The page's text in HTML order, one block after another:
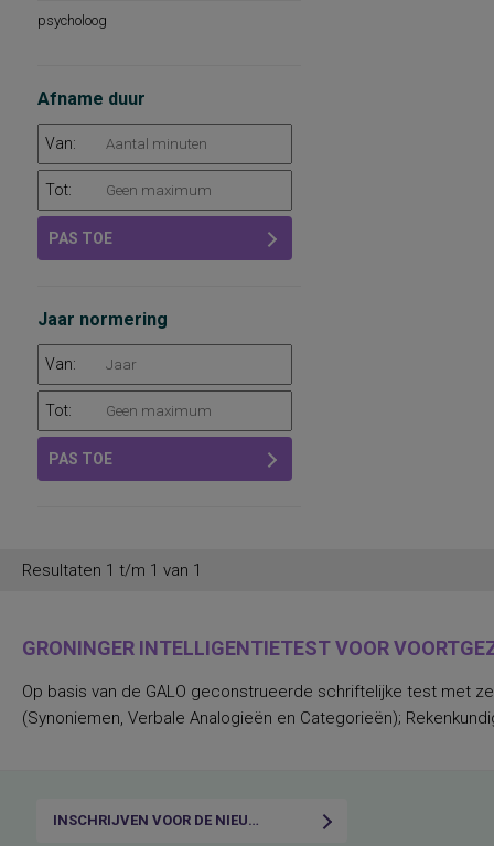
psycholoog
Afname duur
Van:
Tot:
PAS TOE
Jaar normering
Van:
Tot:
PAS TOE
Resultaten 1 t/m 1 van 1
GRONINGER INTELLIGENTIETEST VOOR
Op basis van de GALO geconstrueerde schriftelijke test met
(Synoniemen, Verbale Analogieën en Categorieën);
INSCHRIJVEN VOOR DE NIEUWSBRIEF